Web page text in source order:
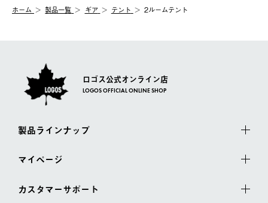
【配送業者】
佐川急便にて配送されます。
一度お手元の商品を返品いただき、ご希望商品を再注文してくだ
ホーム 製品一覧 ギア テント 2ルームテント
ロゴス公式オンライン店
LOGOS OFFICIAL ONLINE SHOP
製品ラインナップ
マイページ
カスタマーサポート